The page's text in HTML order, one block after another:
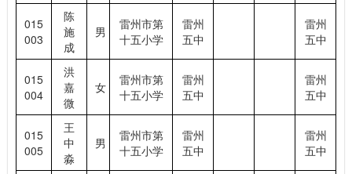
015
003
陈
施
成
男
雷州市第
十五小学
雷州
五中
雷州
五中
015
004
洪
嘉
微
女
雷州市第
十五小学
雷州
五中
雷州
五中
015
005
王
中
淼
男
雷州市第
十五小学
雷州
五中
雷州
五中